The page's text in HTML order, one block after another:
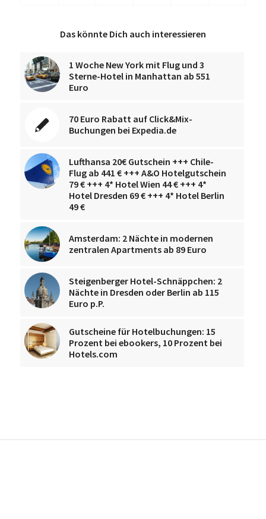
Das könnte Dich auch interessieren
1 Woche New York mit Flug und 3
Sterne-Hotel in Manhattan ab 551
Euro
70 Euro Rabatt auf Click&Mix-
Buchungen bei Expedia.de
Lufthansa 20€ Gutschein +++ Chile-
Flug ab 441 € +++ A&O Hotelgutschein
79 € +++ 4* Hotel Wien 44 € +++ 4*
Hotel Dresden 69 € +++ 4* Hotel Berlin
49 €
Amsterdam: 2 Nächte in modernen
zentralen Apartments ab 89 Euro
Steigenberger Hotel-Schnäppchen: 2
Nächte in Dresden oder Berlin ab 115
Euro p.P.
Gutscheine für Hotelbuchungen: 15
Prozent bei ebookers, 10 Prozent bei
Hotels.com